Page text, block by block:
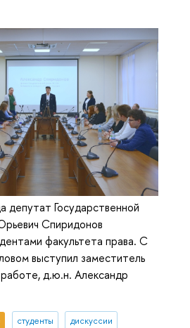
депутат Государственной
Спиридонов
факультета права. С
выступил заместитель
д.ю.н. Александр
студенты дискуссии